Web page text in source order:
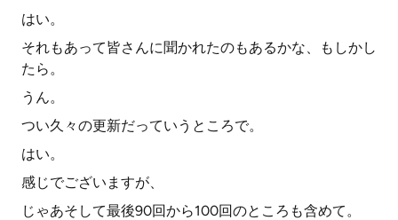
はい。
それもあって皆さんに聞かれたのもあるかな、もしかし
たら。
うん。
つい久々の更新だっていうところで。
はい。
感じでございますが、
じゃあそして最後90回から100回のところも含めて。